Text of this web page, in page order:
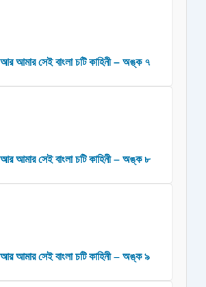
আর আমার সেই বাংলা চটি কাহিনী – অঙ্ক ৭
আর আমার সেই বাংলা চটি কাহিনী – অঙ্ক ৮
আর আমার সেই বাংলা চটি কাহিনী – অঙ্ক ৯